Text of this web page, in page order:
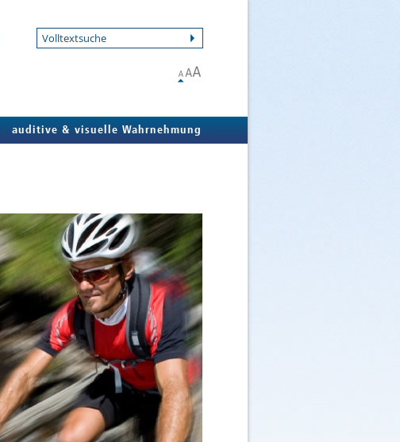
auditive & visuelle Wahrnehmung